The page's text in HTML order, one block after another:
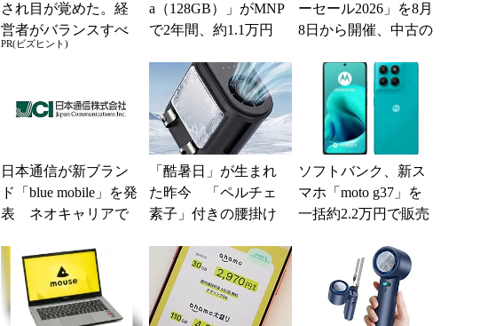
され目が覚めた。経
営者がバランスすべ
き2つの背反
PR(ビズヒント)
a（128GB）」がMNP
で2年間、約1.1万円
ーセール2026」を8月
8日から開催、中古の
日本通信が新ブラン
ド「blue mobile」を発
表 ネオキャリアで
「酷暑日」が生まれ
た昨今 「ペルチェ
素子」付きの腰掛け
る？
ソフトバンク、新ス
マホ「moto g37」を
一括約2.2万円で販売